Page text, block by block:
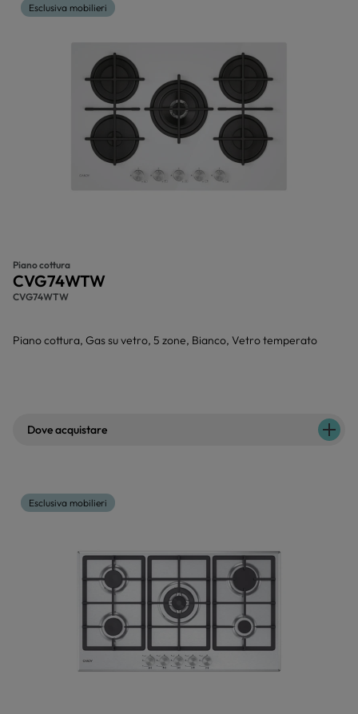
Esclusiva mobilieri
Piano cottura
CVG74WTW
CVG74WTW
Piano cottura, Gas su vetro, 5 zone, Bianco, Vetro temperato
Dove acquistare
Esclusiva mobilieri